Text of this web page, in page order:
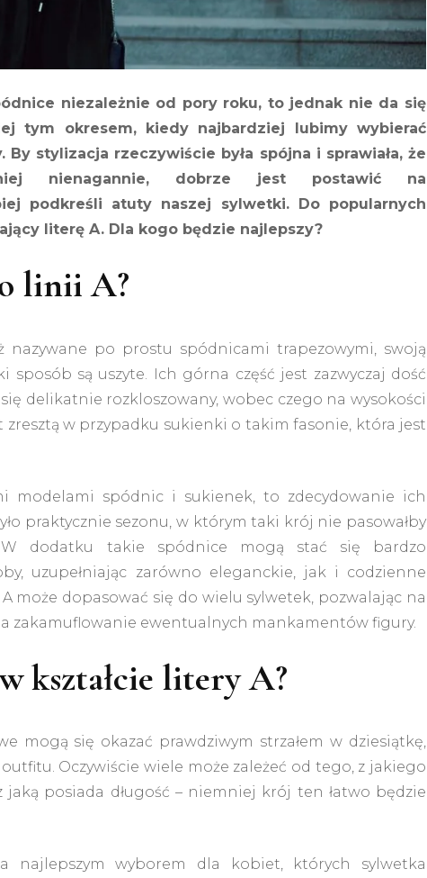
niezależnie od pory roku, to jednak nie da się
tym okresem, kiedy najbardziej lubimy wybierać
stylizacja rzeczywiście była spójna i sprawiała, że
nienagannie, dobrze jest postawić na
podkreśli atuty naszej sylwetki. Do popularnych
literę A. Dla kogo będzie najlepszy?
linii A?
nazywane po prostu spódnicami trapezowymi, swoją
sposób są uszyte. Ich górna część jest zazwyczaj dość
delikatnie rozkloszowany, wobec czego na wysokości
w przypadku sukienki o takim fasonie, która jest
modelami spódnic i sukienek, to zdecydowanie ich
praktycznie sezonu, w którym taki krój nie pasowałby
W dodatku takie spódnice mogą stać się bardzo
uzupełniając zarówno eleganckie, jak i codzienne
może dopasować się do wielu sylwetek, pozwalając na
zakamuflowanie ewentualnych mankamentów figury.
kształcie litery A?
mogą się okazać prawdziwym strzałem w dziesiątkę,
Oczywiście wiele może zależeć od tego, z jakiego
jaką posiada długość – niemniej krój ten łatwo będzie
najlepszym wyborem dla kobiet, których sylwetka